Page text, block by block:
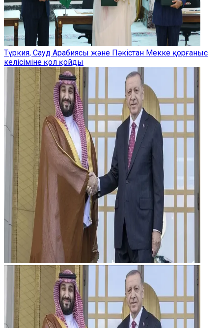
Түркия, Сауд Арабиясы және Пәкістан Мекке қорғаныс
келісіміне қол қойды